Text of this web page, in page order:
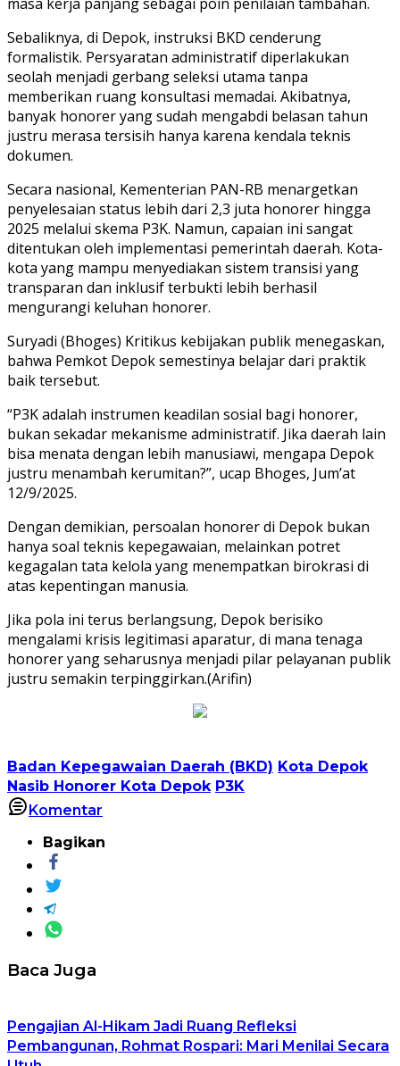
Sebaliknya, di Depok, instruksi BKD cenderung
formalistik. Persyaratan administratif diperlakukan
seolah menjadi gerbang seleksi utama tanpa
memberikan ruang konsultasi memadai. Akibatnya,
banyak honorer yang sudah mengabdi belasan tahun
justru merasa tersisih hanya karena kendala teknis
dokumen.
Secara nasional, Kementerian PAN-RB menargetkan
penyelesaian status lebih dari 2,3 juta honorer hingga
2025 melalui skema P3K. Namun, capaian ini sangat
ditentukan oleh implementasi pemerintah daerah. Kota-
kota yang mampu menyediakan sistem transisi yang
transparan dan inklusif terbukti lebih berhasil
mengurangi keluhan honorer.
Suryadi (Bhoges) Kritikus kebijakan publik menegaskan,
bahwa Pemkot Depok semestinya belajar dari praktik
baik tersebut.
“P3K adalah instrumen keadilan sosial bagi honorer,
bukan sekadar mekanisme administratif. Jika daerah lain
bisa menata dengan lebih manusiawi, mengapa Depok
justru menambah kerumitan?”, ucap Bhoges, Jum’at
12/9/2025.
Dengan demikian, persoalan honorer di Depok bukan
hanya soal teknis kepegawaian, melainkan potret
kegagalan tata kelola yang menempatkan birokrasi di
atas kepentingan manusia.
Jika pola ini terus berlangsung, Depok berisiko
mengalami krisis legitimasi aparatur, di mana tenaga
honorer yang seharusnya menjadi pilar pelayanan publik
justru semakin terpinggirkan.(Arifin)
Badan Kepegawaian Daerah (BKD) Kota Depok
Nasib Honorer Kota Depok P3K
Komentar
Bagikan
Baca Juga
Pengajian Al-Hikam Jadi Ruang Refleksi
Pembangunan, Rohmat Rospari: Mari Menilai Secara